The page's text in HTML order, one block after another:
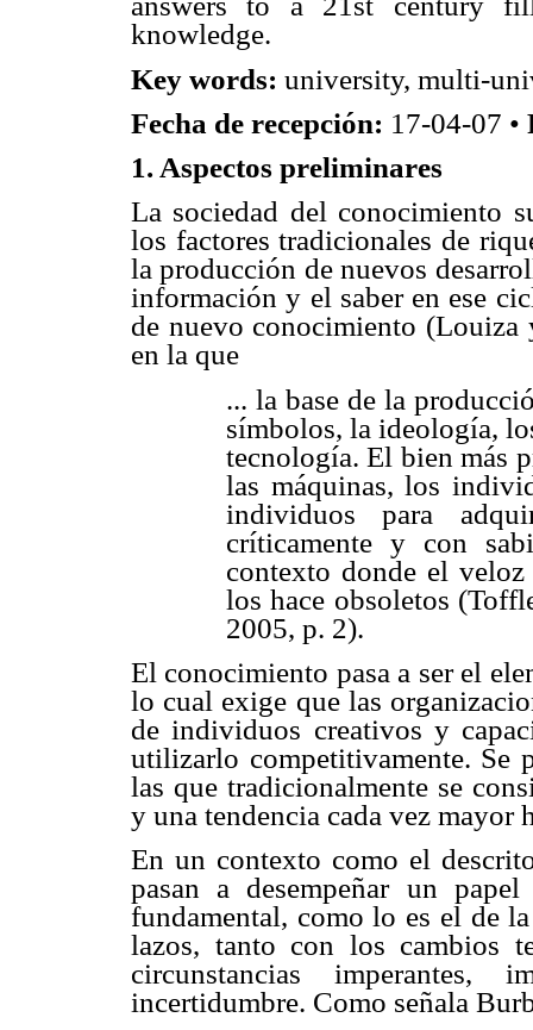
knowledge.
Key words: university, multi-
Fecha de recepción: 17-04-07 •
1. Aspectos preliminares
La sociedad del conocimiento
los factores tradicionales de
la producción de nuevos
información y el saber en ese
de nuevo conocimiento (Louiza
en la que
... la base de la
símbolos, la ideología,
tecnología. El bien más
las máquinas, los
individuos para
críticamente y con
contexto donde el
los hace obsoletos
2005, p. 2).
El conocimiento pasa a ser el
lo cual exige que las
de individuos creativos y
utilizarlo competitivamente. Se
las que tradicionalmente se
y una tendencia cada vez mayor
En un contexto como el
pasan a desempeñar un
fundamental, como lo es el de
lazos, tanto con los cambios
circunstancias imperantes,
incertidumbre. Como señala